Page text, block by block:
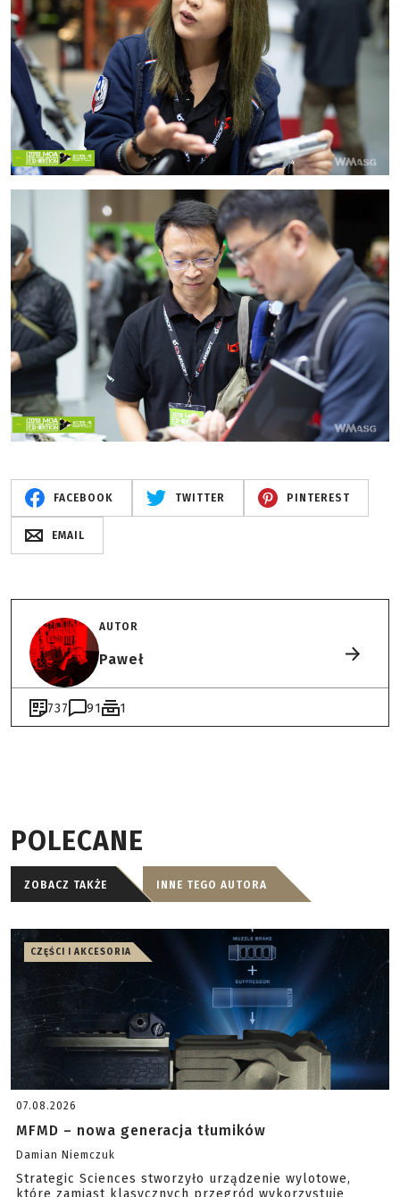
FACEBOOK TWITTER PINTEREST
EMAIL
AUTOR
Paweł
737 91 1
POLECANE
ZOBACZ TAKŻE INNE TEGO AUTORA
CZĘŚCI I AKCESORIA
07.08.2026
MFMD – nowa generacja tłumików
Damian Niemczuk
Strategic Sciences stworzyło urządzenie wylotowe,